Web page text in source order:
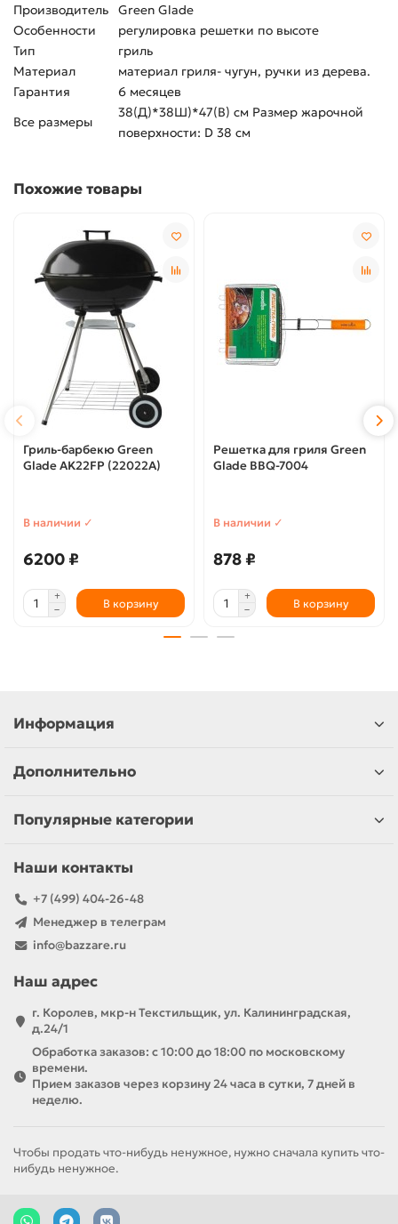
Производитель
Green Glade
Особенности
регулировка решетки по высоте
Тип
гриль
Материал
материал гриля- чугун, ручки из дерева.
Гарантия
6 месяцев
Все размеры
38(Д)*38Ш)*47(В) см Размер жарочной
поверхности: D 38 см
Похожие товары
Гриль-барбекю Green
Glade AK22FP (22022A)
В наличии ✓
6200 ₽
В корзину
Решетка для гриля Green
Glade BBQ-7004
В наличии ✓
878 ₽
В корзину
Информация
Дополнительно
Популярные категории
Наши контакты
+7 (499) 404-26-48
Менеджер в телеграм
info@bazzare.ru
Наш адрес
г. Королев, мкр-н Текстильщик, ул. Калининградская,
д.24/1
Обработка заказов: с 10:00 до 18:00 по московскому
времени.
Прием заказов через корзину 24 часа в сутки, 7 дней в
неделю.
Чтобы продать что-нибудь ненужное, нужно сначала купить что-
нибудь ненужное.